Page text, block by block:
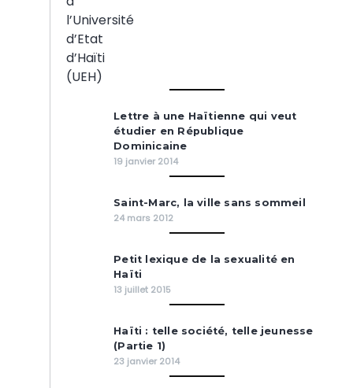
Lettre à une Haïtienne qui veut
étudier en République
Dominicaine
19 janvier 2014
Saint-Marc, la ville sans sommeil
24 mars 2012
Petit lexique de la sexualité en
Haïti
13 juillet 2015
Haïti : telle société, telle jeunesse
(Partie 1)
23 janvier 2014